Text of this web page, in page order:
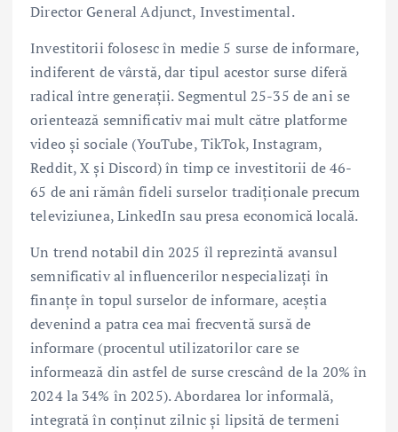
Director General Adjunct, Investimental.
Investitorii folosesc în medie 5 surse de informare,
indiferent de vârstă, dar tipul acestor surse diferă
radical între generații. Segmentul 25-35 de ani se
orientează semnificativ mai mult către platforme
video și sociale (YouTube, TikTok, Instagram,
Reddit, X și Discord) în timp ce investitorii de 46-
65 de ani rămân fideli surselor tradiționale precum
televiziunea, LinkedIn sau presa economică locală.
Un trend notabil din 2025 îl reprezintă avansul
semnificativ al influencerilor nespecializați în
finanțe în topul surselor de informare, aceștia
devenind a patra cea mai frecventă sursă de
informare (procentul utilizatorilor care se
informează din astfel de surse crescând de la 20% în
2024 la 34% în 2025). Abordarea lor informală,
integrată în conținut zilnic și lipsită de termeni